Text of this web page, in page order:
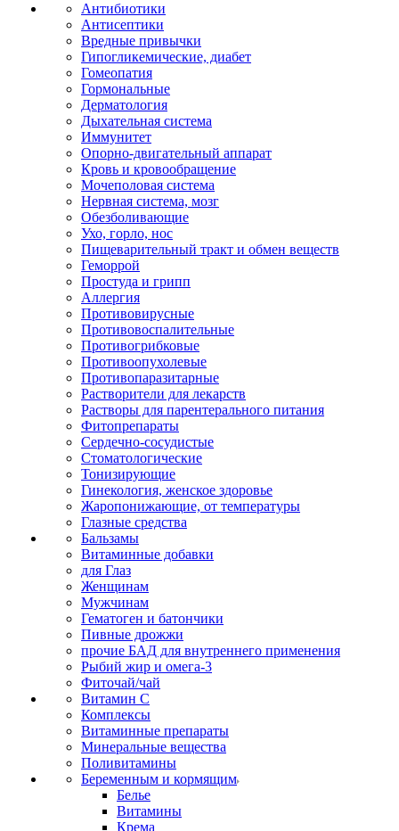
Антибиотики
Антисептики
Вредные привычки
Гипогликемические, диабет
Гомеопатия
Гормональные
Дерматология
Дыхательная система
Иммунитет
Опорно-двигательный аппарат
Кровь и кровообращение
Мочеполовая система
Нервная система, мозг
Обезболивающие
Ухо, горло, нос
Пищеварительный тракт и обмен веществ
Геморрой
Простуда и грипп
Аллергия
Противовирусные
Противовоспалительные
Противогрибковые
Противоопухолевые
Противопаразитарные
Растворители для лекарств
Растворы для парентерального питания
Фитопрепараты
Сердечно-сосудистые
Стоматологические
Тонизирующие
Гинекология, женское здоровье
Жаропонижающие, от температуры
Глазные средства
Бальзамы
Витаминные добавки
для Глаз
Женщинам
Мужчинам
Гематоген и батончики
Пивные дрожжи
прочие БАД для внутреннего применения
Рыбий жир и омега-3
Фиточай/чай
Витамин С
Комплексы
Витаминные препараты
Минеральные вещества
Поливитамины
Беременным и кормящим
Белье
Витамины
Крема